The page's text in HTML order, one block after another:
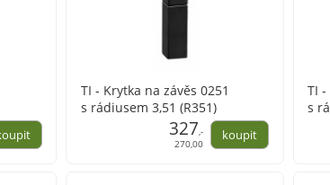
TI - Krytka na závěs 0251
s rádiusem 3,51 (R351)
327,-
270,00
TI -
s